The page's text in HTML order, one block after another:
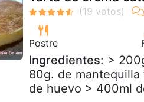
Postre
Ingredientes: >
80g. de
de huevo > 400ml